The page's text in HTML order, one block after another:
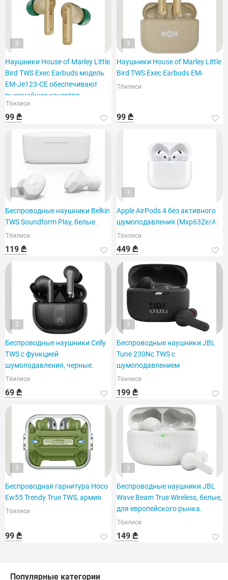
3
Наушники House of Marley Little
Bird TWS Exec Earbuds модель
EM-Je123-CE обеспечивают
высочайшее качество
Bluetooth.
Тбилиси
99 ₾
3
Наушники House of Marley Little
Bird TWS Exec Earbuds EM-
Тбилиси
99 ₾
2
Беспроводные наушники Belkin
TWS Soundform Play, белые.
Тбилиси
119 ₾
3
Apple AirPods 4 без активного
шумоподавления (Mxp63Ze/A)
Тбилиси
449 ₾
2
Беспроводные наушники Celly
TWS с функцией
шумоподавления, черные.
Тбилиси
69 ₾
3
Беспроводные наушники JBL
Tune 230Nc TWS с
шумоподавлением
Тбилиси
199 ₾
3
Беспроводная гарнитура Hoco
Ew55 Trendy True TWS, армия
Тбилиси
99 ₾
2
Беспроводные наушники JBL
Wave Beam True Wireless, белые,
для европейского рынка.
Тбилиси
149 ₾
Популярные категории